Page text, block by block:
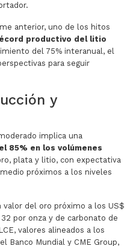
anterior, uno de los hitos
productivo del litio
del 75% interanual, el
para seguir
y
implica una
85% en los volúmenes
plata y litio, con expectativa
próximos a los niveles
del oro próximo a los US$
por onza y de carbonato de
valores alineados a los
Banco Mundial y CME Group,